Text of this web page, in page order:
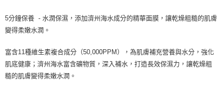
【注意事項】
１．透過由恩沛科技股份有限公司提供之「AFTEE先享後付」服務完成之交
易，需依本服務之必要範圍內提供個人資料，並將交易相關給付款項請求債
２．關於個人資料處理事宜，請瀏覽以下網址：
https://aftee.tw/terms/#terms3
「AFTEE先享後付」，若未經同意申辦者引起之損失，本公司不負相關責
每筆NT$65，滿NT$490(含以上)免運費
宅配(本島)
5分鐘保養 - 水潤保濕，添加濟州海水成分的精華面膜，讓乾燥粗糙的肌膚
變得柔嫩水潤。
富含11種維生素複合成分（50,000PPM），為肌膚補充營養與水分，強化
肌底健康；濟州海水富含礦物質，深入補水，打造長效保濕力，讓乾燥粗
糙的肌膚變得柔嫩水潤。